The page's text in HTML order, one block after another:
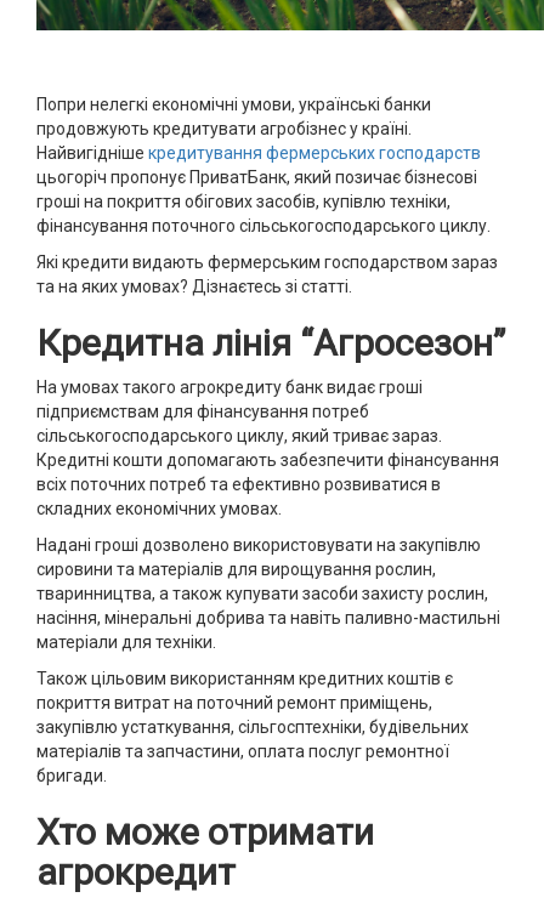
Попри нелегкі економічні умови, українські банки
продовжують кредитувати агробізнес у країні.
Найвигідніше кредитування фермерських господарств
цьогоріч пропонує ПриватБанк, який позичає бізнесові
гроші на покриття обігових засобів, купівлю техніки,
фінансування поточного сільськогосподарського циклу.
Які кредити видають фермерським господарством зараз
та на яких умовах? Дізнаєтесь зі статті.
Кредитна лінія “Агросезон”
На умовах такого агрокредиту банк видає гроші
підприємствам для фінансування потреб
сільськогосподарського циклу, який триває зараз.
Кредитні кошти допомагають забезпечити фінансування
всіх поточних потреб та ефективно розвиватися в
складних економічних умовах.
Надані гроші дозволено використовувати на закупівлю
сировини та матеріалів для вирощування рослин,
тваринництва, а також купувати засоби захисту рослин,
насіння, мінеральні добрива та навіть паливно-мастильні
матеріали для техніки.
Також цільовим використанням кредитних коштів є
покриття витрат на поточний ремонт приміщень,
закупівлю устаткування, сільгосптехніки, будівельних
матеріалів та запчастини, оплата послуг ремонтної
бригади.
Хто може отримати
агрокредит